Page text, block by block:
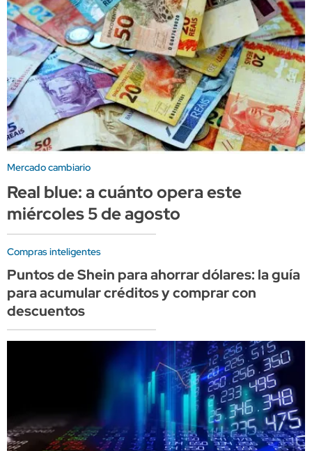
Mercado cambiario
Real blue: a cuánto opera este
miércoles 5 de agosto
Compras inteligentes
Puntos de Shein para ahorrar dólares: la guía
para acumular créditos y comprar con
descuentos